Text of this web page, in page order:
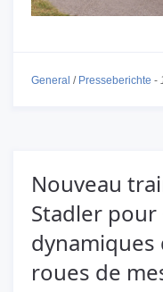
General / Presseberichte -
Nouveau
Stadler pour
dynamiques
roues de